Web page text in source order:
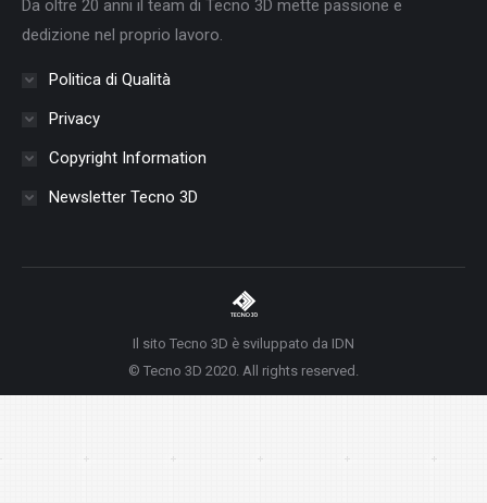
windowwindowwindowwindowwindowwindowwindow
Da oltre 20 anni il team di Tecno 3D mette passione e
dedizione nel proprio lavoro.
Politica di Qualità
Privacy
Copyright Information
Newsletter Tecno 3D
Il sito Tecno 3D è sviluppato da IDN
© Tecno 3D 2020. All rights reserved.